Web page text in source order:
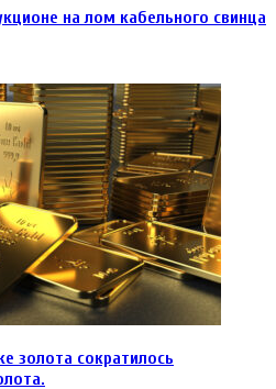
на лом кабельного свинца
золота сократилось